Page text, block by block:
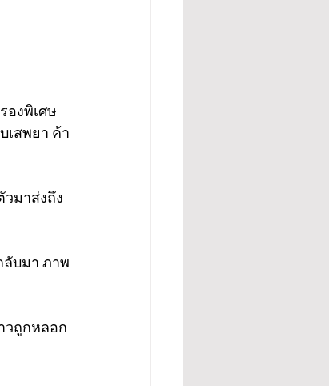
องพิเศษ
เสพยา ค้า
มาส่งถึง
ลับมา ภาพ
วถูกหลอก